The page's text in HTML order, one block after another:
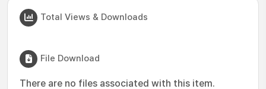
Total Views & Downloads
File Download
There are no files associated with this item.